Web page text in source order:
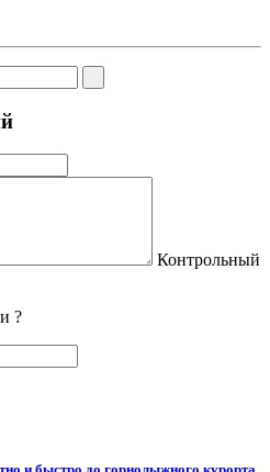
Контрольный
?